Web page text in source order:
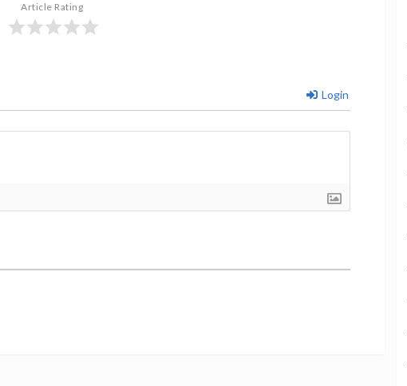
Article Rating
Login